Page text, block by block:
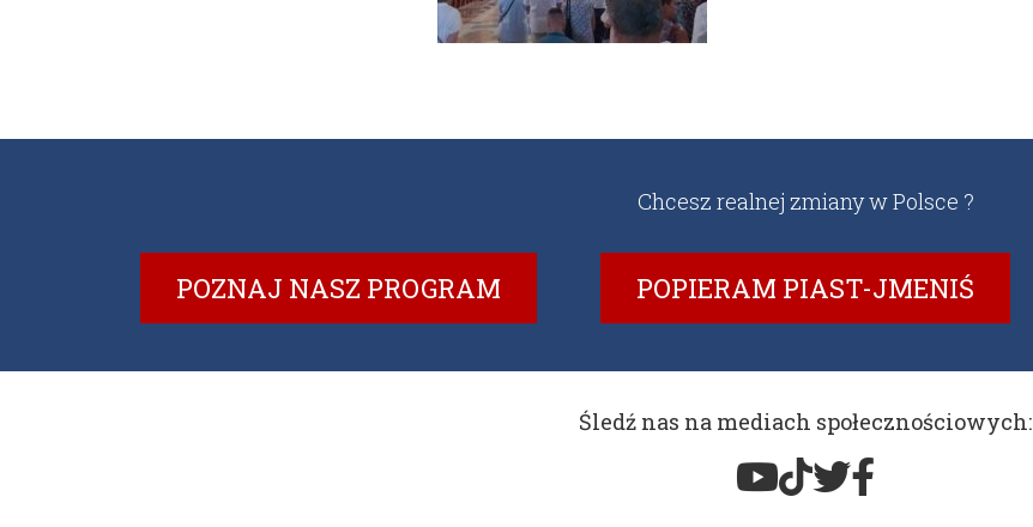
Chcesz realnej zmiany w Polsce ?
POZNAJ NASZ PROGRAM POPIERAM PIAST-JMENIŚ
Śledź nas na mediach społecznościowych: